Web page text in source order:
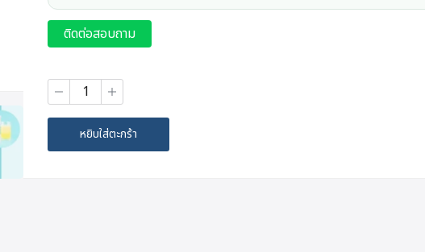
ติดต่อสอบถาม
จำนวน
Dr.Frei
Magnesium
Mg+Bcomplex
ดร.ฟราย
หยิบใส่ตะกร้า